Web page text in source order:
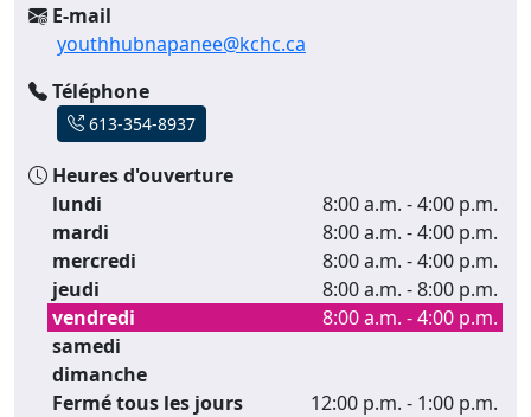
E-mail
youthhubnapanee@kchc.ca
Téléphone
613-354-8937
Heures d'ouverture
lundi
8:00 a.m. - 4:00 p.m.
mardi
8:00 a.m. - 4:00 p.m.
mercredi
8:00 a.m. - 4:00 p.m.
jeudi
8:00 a.m. - 8:00 p.m.
vendredi
8:00 a.m. - 4:00 p.m.
samedi
dimanche
Fermé tous les jours
12:00 p.m. - 1:00 p.m.